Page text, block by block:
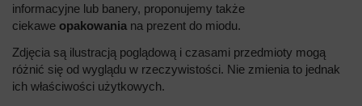
informacyjne lub banery, proponujemy także
ciekawe opakowania na prezent do miodu.
Zdjęcia są ilustracją poglądową i czasami przedmioty mogą
różnić się od wyglądu w rzeczywistości. Nie zmienia to jednak
ich właściwości użytkowych.